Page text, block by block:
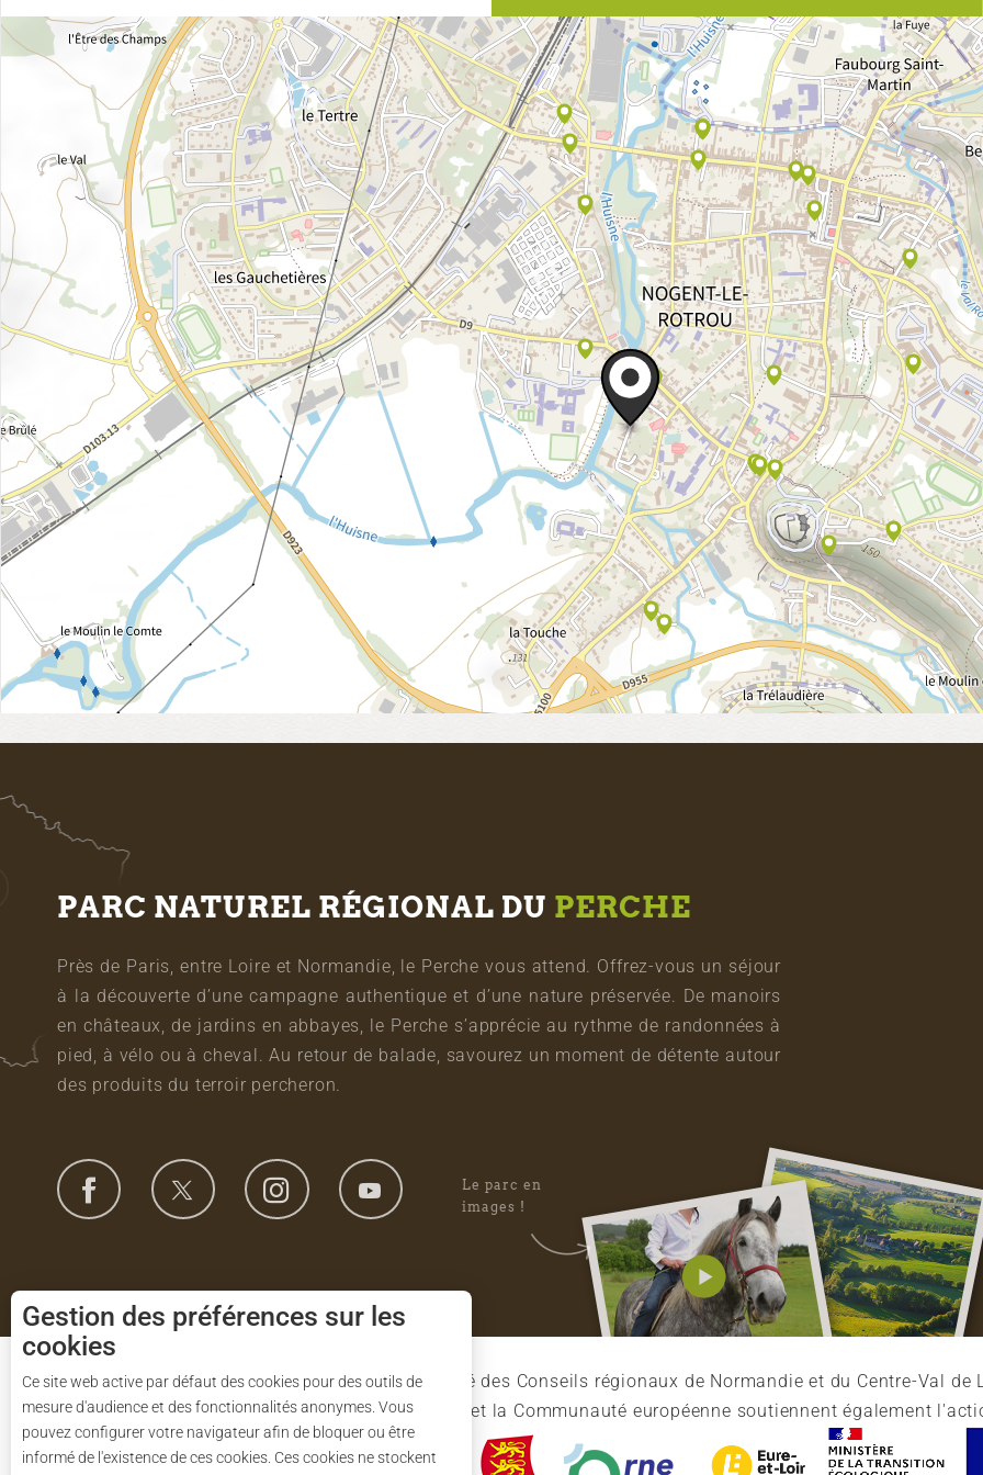
PARC NATUREL RÉGIONAL DU PERCHE
Près de Paris, entre Loire et Normandie, le Perche vous attend. Offrez-vous un séjour
à la découverte d’une campagne authentique et d’une nature préservée. De manoirs
en châteaux, de jardins en abbayes, le Perche s’apprécie au rythme de randonnées à
pied, à vélo ou à cheval. Au retour de balade, savourez un moment de détente autour
des produits du terroir percheron.
Le parc en
images !
Le Syndicat Mixte de gestion du Parc est composé des Conseils régionaux de Normandie et du Centre-Val de
l'Eure-et-Loir et des 91 communes du Parc. L'Etat et la Communauté européenne soutiennent également
Gestion des préférences sur les
cookies
Ce site web active par défaut des cookies pour des outils de
mesure d'audience et des fonctionnalités anonymes. Vous
pouvez configurer votre navigateur afin de bloquer ou être
informé de l'existence de ces cookies. Ces cookies ne stockent